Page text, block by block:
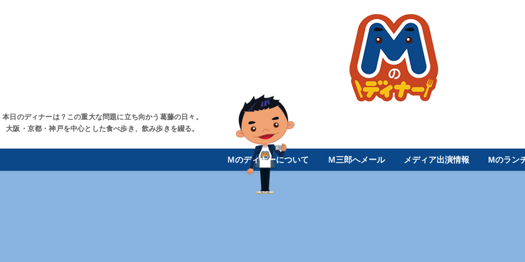
本日のディナーは？この重大な問題に立ち向かう葛藤の日々。
大阪・京都・神戸を中心とした食べ歩き、飲み歩きを綴る。
Ｍのディナーについて Ｍ三郎へメール メディア出演情報 Mのラン